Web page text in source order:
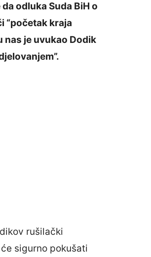
odluka Suda BiH o
“početak kraja
je uvukao Dodik
rušilački
sigurno pokušati